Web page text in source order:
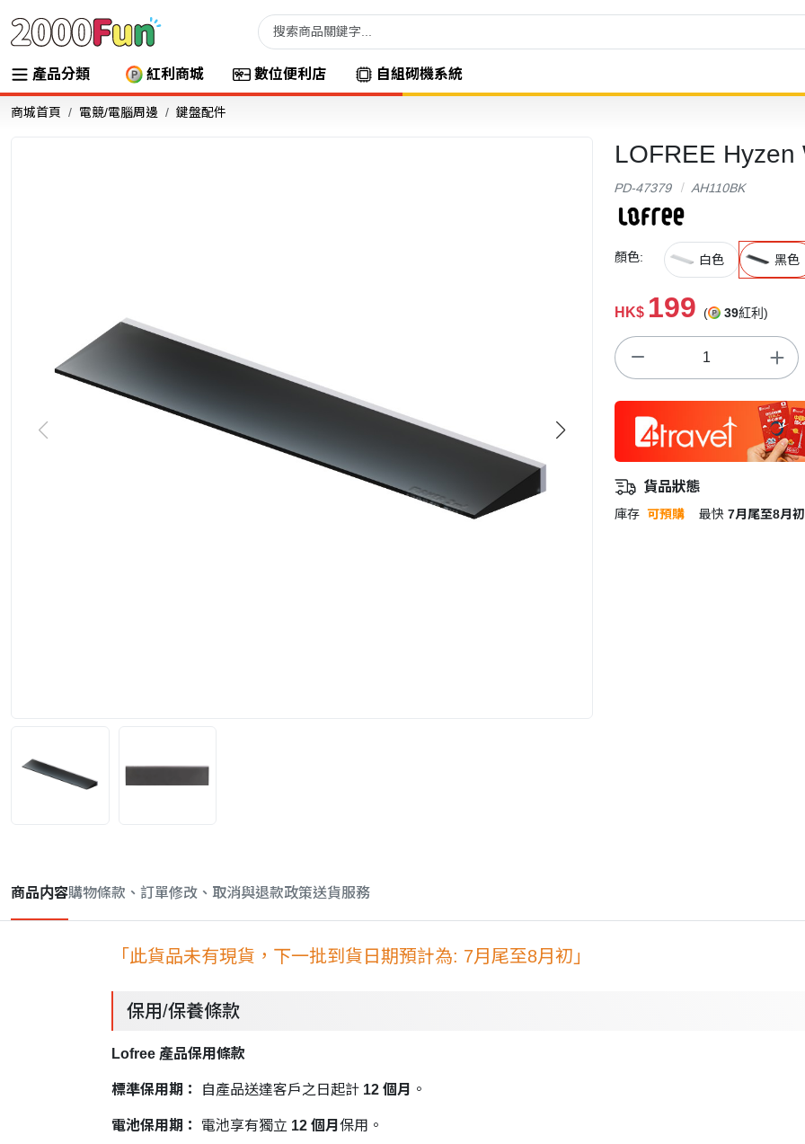
產品分類 紅利商城 數位便利店 自組砌機系統
商城首頁 電競/電腦周邊 鍵盤配件
LOFREE Hyzen
PD-47379 AH110BK
顏色: 白色 黑色
HK$ 199 ( 39紅利)
貨品狀態
庫存 可預購 最快 7月尾至8月
商品内容購物條款、訂單修改、取消與退款政策送貨服務
「此貨品未有現貨，下一批到貨日期預計為: 7月尾至8月初」
保用/保養條款
Lofree 產品保用條款
標準保用期： 自產品送達客戶之日起計 12 個月 。
電池保用期： 電池享有獨立 12 個月 保用。